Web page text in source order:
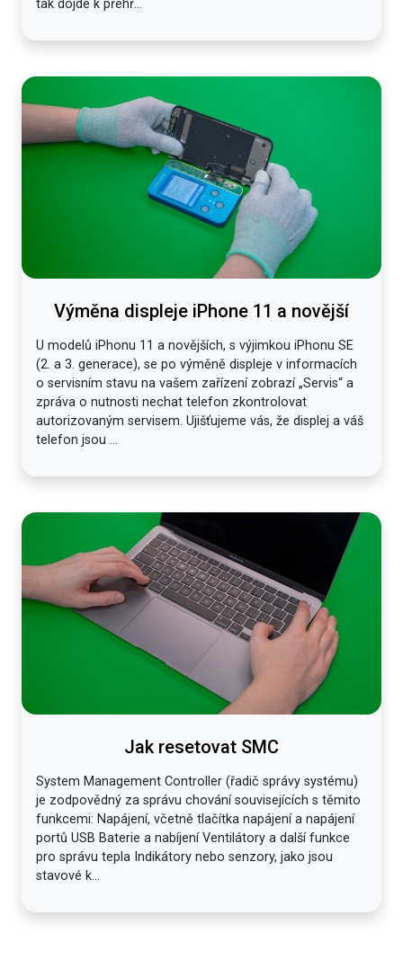
tak dojde k přehř...
Výměna displeje iPhone 11 a novější
U modelů iPhonu 11 a novějších, s výjimkou iPhonu SE
(2. a 3. generace), se po výměně displeje v informacích
o servisním stavu na vašem zařízení zobrazí „Servis“ a
zpráva o nutnosti nechat telefon zkontrolovat
autorizovaným servisem. Ujišťujeme vás, že displej a váš
telefon jsou ...
Jak resetovat SMC
System Management Controller (řadič správy systému)
je zodpovědný za správu chování souvisejících s těmito
funkcemi: Napájení, včetně tlačítka napájení a napájení
portů USB Baterie a nabíjení Ventilátory a další funkce
pro správu tepla Indikátory nebo senzory, jako jsou
stavové k...